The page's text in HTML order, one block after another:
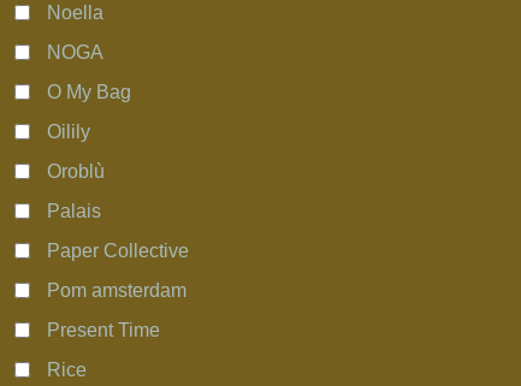
Noella
NOGA
O My Bag
Oilily
Oroblù
Palais
Paper Collective
Pom amsterdam
Present Time
Rice